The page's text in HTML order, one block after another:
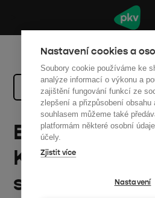
Nastavení cookies a
Soubory cookie používáme ke
analýze informací o výkonu a
zajištění fungování funkcí ze
zlepšení a přizpůsobení obsahu
souhlasem můžeme také
platformám některé osobní
účely.
Zjistit více
Nastavení
Zpět na všechny články
Energetické
Kompletní
snížení nákladů